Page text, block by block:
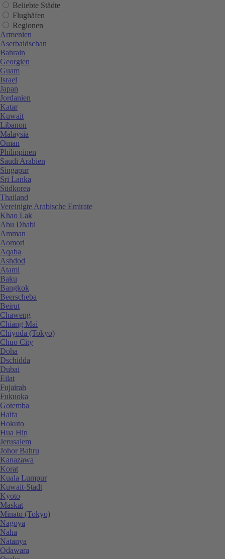
Beliebte Städte
Flughäfen
Regionen
Armenien
Aserbaidschan
Bahrain
Georgien
Guam
Israel
Japan
Jordanien
Katar
Kuwait
Libanon
Malaysia
Oman
Philippinen
Saudi Arabien
Singapur
Sri Lanka
Südkorea
Thailand
Vereinigte Arabische Emirate
Khao Lak
Abu Dhabi
Amman
Aomori
Aqaba
Ashdod
Atami
Baku
Bangkok
Beerscheba
Beirut
Chaweng
Chiang Mai
Chiyoda (Tokyo)
Chuo City
Doha
Dschidda
Dubai
Eilat
Fujairah
Fukuoka
Gotemba
Haifa
Hokuto
Hua Hin
Jerusalem
Johor Bahru
Kanazawa
Korat
Kuala Lumpur
Kuwait-Stadt
Kyoto
Maskat
Minato (Tokyo)
Nagoya
Naha
Natanya
Odawara